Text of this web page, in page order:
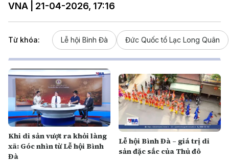
VNA | 21-04-2026, 17:16
Từ khóa: Lễ hội Bình Đà Đức Quốc tổ Lạc Long Quân
Khi di sản vượt ra khỏi làng
xã: Góc nhìn từ Lễ hội Bình
Đà
Lễ hội Bình Đà – giá trị di
sản đặc sắc của Thủ đô